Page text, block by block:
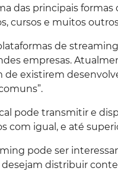
das principais formas
cursos e muitos
de
empresas.
existirem
pode transmitir e
com igual, e até
pode ser
distribuir